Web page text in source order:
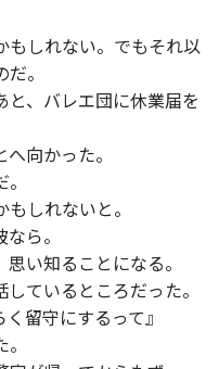
しれない。でもそれ以
。
、バレエ団に休業届を
向かった。
しれないと。
ら。
い知ることになる。
ているところだった。
留守にするって』